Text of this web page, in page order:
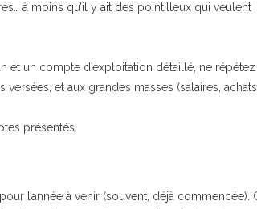
à moins qu’il y ait des pointilleux qui veulent
et un compte d’exploitation détaillé, ne répétez
et aux grandes masses (salaires, achats
présentés.
l’année à venir (souvent, déjà commencée).